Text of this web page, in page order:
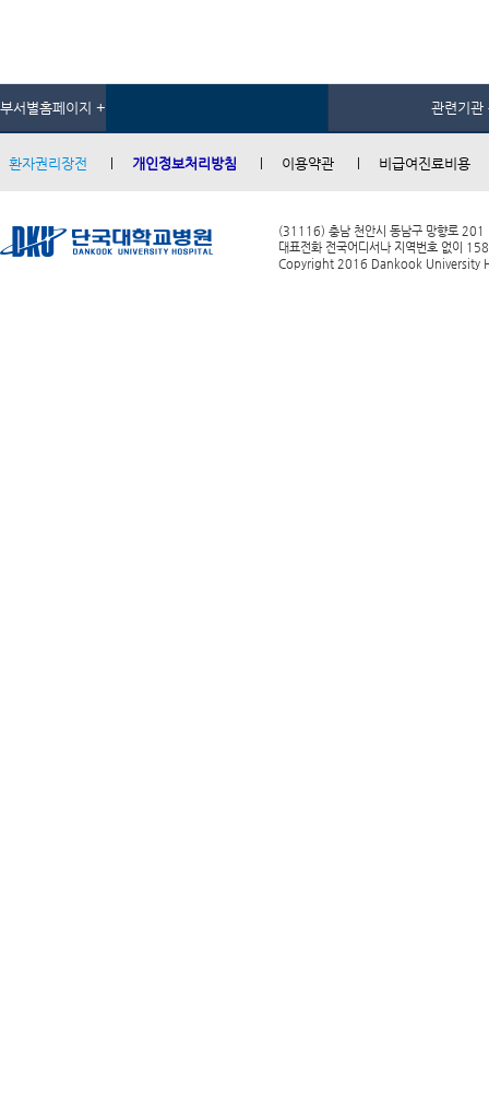
부서별홈페이지 + 관련기관
환자권리장전 개인정보처리방침 이용약관 비급여진료비용
(31116) 충남 천안시 동남구 망향로 201
대표전화 전국어디서나 지역번호 없이
Copyright 2016 Dankook University